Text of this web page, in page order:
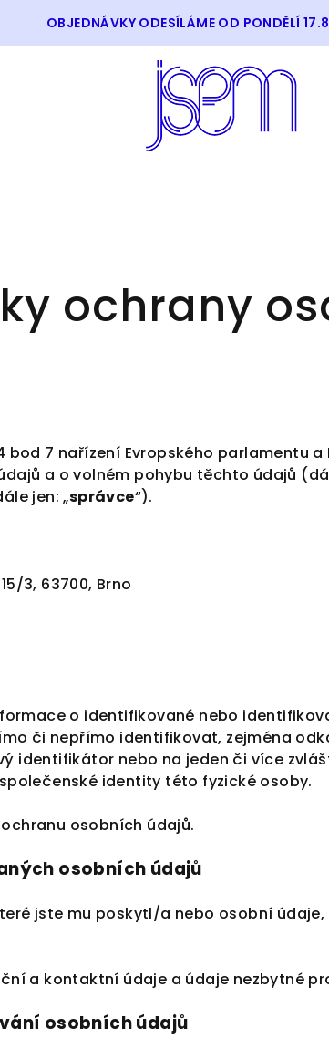
OBJEDNÁVKY ODESÍLÁME OD PONDĚLÍ
ochrany
7 nařízení Evropského parlamentu
a o volném pohybu těchto údajů
jen: „správce“).
3, 63700, Brno
o identifikované nebo
či nepřímo identifikovat, zejména
identifikátor nebo na jeden či více
identity této fyzické osoby.
osobních údajů.
osobních údajů
jste mu poskytl/a nebo osobní
a kontaktní údaje a údaje nezbytné
osobních údajů